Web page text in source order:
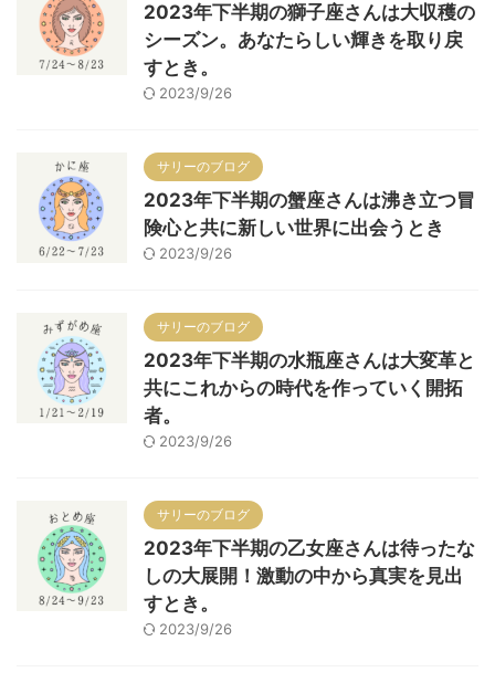
2023年下半期の獅子座さんは大収穫の
シーズン。あなたらしい輝きを取り戻
すとき。
2023/9/26
サリーのブログ
2023年下半期の蟹座さんは沸き立つ冒
険心と共に新しい世界に出会うとき
2023/9/26
サリーのブログ
2023年下半期の水瓶座さんは大変革と
共にこれからの時代を作っていく開拓
者。
2023/9/26
サリーのブログ
2023年下半期の乙女座さんは待ったな
しの大展開！激動の中から真実を見出
すとき。
2023/9/26